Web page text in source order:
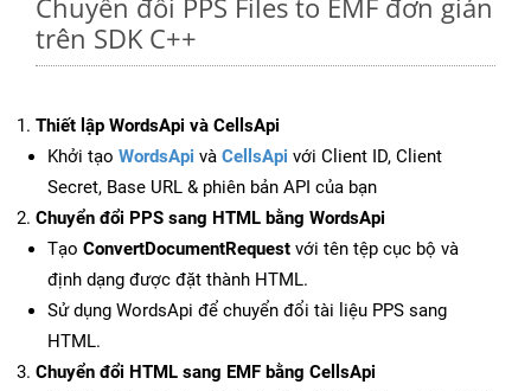
Chuyển đổi PPS Files to EMF đơn giản
trên SDK C++
Thiết lập WordsApi và CellsApi
Khởi tạo WordsApi và CellsApi với Client ID, Client
Secret, Base URL & phiên bản API của bạn
Chuyển đổi PPS sang HTML bằng WordsApi
Tạo ConvertDocumentRequest với tên tệp cục bộ và
định dạng được đặt thành HTML.
Sử dụng WordsApi để chuyển đổi tài liệu PPS sang
HTML.
Chuyển đổi HTML sang EMF bằng CellsApi